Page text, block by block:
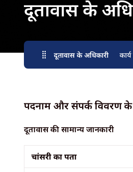
दूतावास के
दूतावास के अधिकारी
पदनाम और संपर्क विवरण के
दूतावास की सामान्य जानकारी
चांसरी का पता